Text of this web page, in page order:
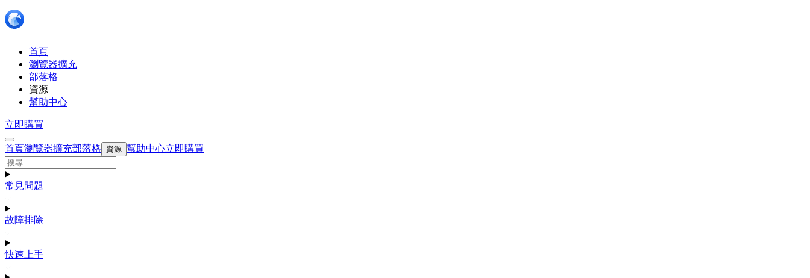
首頁
瀏覽器擴充
部落格
資源
幫助中心
立即購買
首頁瀏覽器擴充部落格 資源 幫助中心立即購買
常見問題
故障排除
快速上手